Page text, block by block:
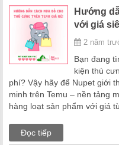
Hướng
với giá
2 năm
Bạn đang
kiện thú
phí? Vậy hãy để Nupet giới
minh trên Temu – nền tảng
hàng loạt sản phẩm với giá
Đọc tiếp